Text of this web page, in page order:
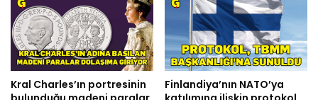
Kral Charles’ın portresinin
Finlandiya’nın NATO’ya